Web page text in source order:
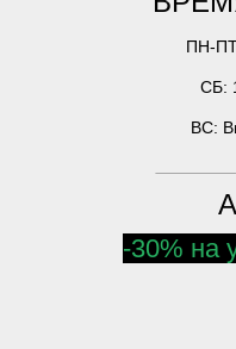
ПН-
СБ:
ВС:
-30% на